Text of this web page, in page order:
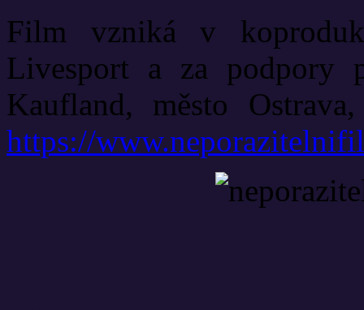
Film vzniká v
Livesport a za podpory
Kaufland, město
https://